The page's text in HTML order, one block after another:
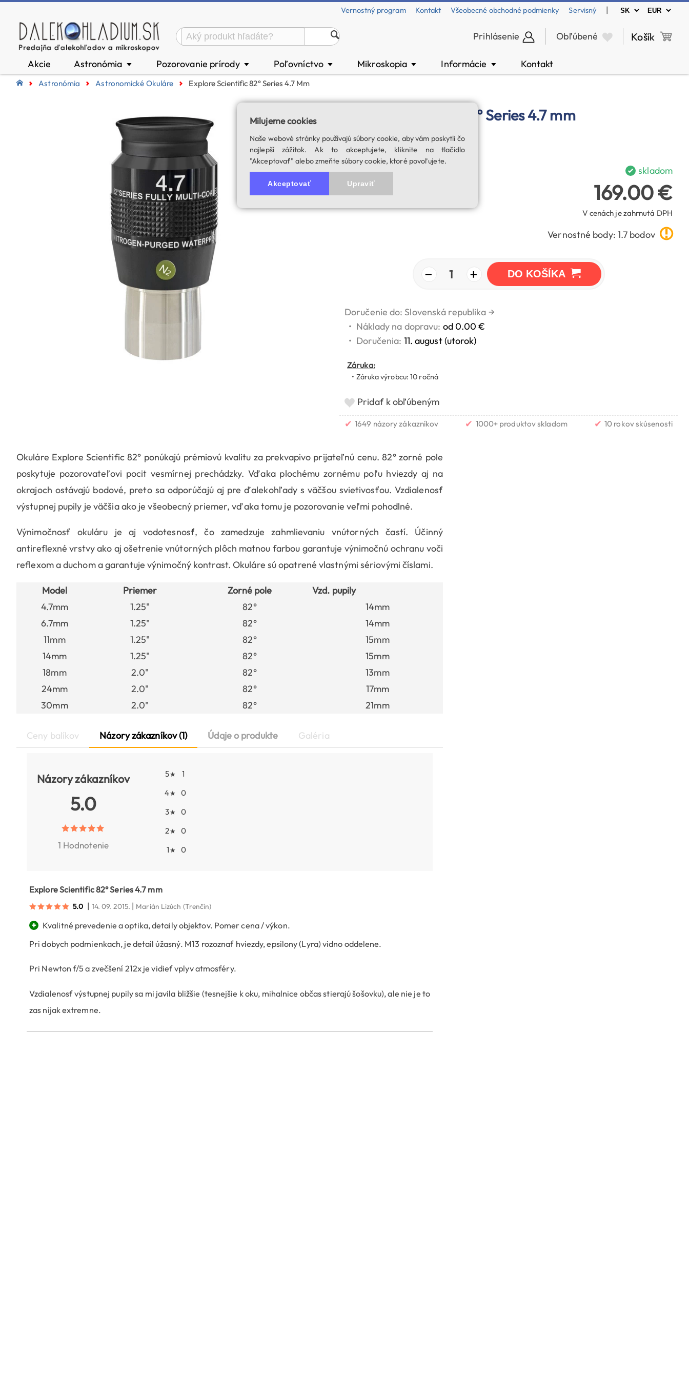
Vernostný program Kontakt Všeobecné obchodné podmienky Servisný |
Prihlásenie Obľúbené Košík
Akcie Astronómia ▼ Pozorovanie prírody ▼ Poľovníctvo ▼ Mikroskopia ▼ Informácie ▼ Kontakt
Astronómia Astronomické Okuláre Explore Scientific 82° Series 4.7 Mm
Explore Scientific 82° Series 4.7 mm
5.0 1 hodnotenie
skladom
169.00 €
V cenách je zahrnutá DPH
Vernostné body: 1.7 bodov
− 1 + DO KOŠÍKA
Doručenie do: Slovenská republika →
• Náklady na dopravu: od 0.00 €
• Doručenia: 11. august (utorok)
Záruka:
• Záruka výrobcu: 10 ročná
Pridať k obľúbeným
✔ 1649 názory zákazníkov ✔ 1000+ produktov skladom ✔ 10 rokov skúsenosti
Okuláre Explore Scientific 82° ponúkajú prémiovú kvalitu za prekvapivo prijateľnú cenu. 82° zorné pole
poskytuje pozorovateľovi pocit vesmírnej prechádzky. Vďaka plochému zornému poľu hviezdy aj na
okrajoch ostávajú bodové, preto sa odporúčajú aj pre ďalekohľady s väčšou svietivosťou. Vzdialenosť
výstupnej pupily je väčšia ako je všeobecný priemer, vďaka tomu je pozorovanie veľmi pohodlné.
Výnimočnosť okuláru je aj vodotesnosť, čo zamedzuje zahmlievaniu vnútorných častí. Účinný
antireflexné vrstvy ako aj ošetrenie vnútorných plôch matnou farbou garantuje výnimočnú ochranu voči
reflexom a duchom a garantuje výnimočný kontrast. Okuláre sú opatrené vlastnými sériovými číslami.
Model Priemer Zorné pole
Vzd. pupily
4.7mm
1.25" 82°
14mm
6.7mm
1.25" 82°
14mm
11mm
1.25" 82°
15mm
14mm
1.25" 82°
15mm
18mm
2.0" 82°
13mm
24mm
2.0" 82°
17mm
30mm
2.0" 82° 21mm
Ceny balíkov Názory zákazníkov (1) Údaje o produkte Galéria
Názory zákazníkov
5.0
1 Hodnotenie
5★
1
4★
0
3★
0
2★
0
1★ 0
Explore Scientific 82° Series 4.7 mm
5.0 | 14. 09. 2015. | Marián Lizúch (Trenčín)
+
Kvalitné prevedenie a optika, detaily objektov. Pomer cena / výkon.
Pri dobych podmienkach, je detail úžasný. M13 rozoznať hviezdy, epsilony (Lyra) vidno oddelene.
Pri Newton f/5 a zvečšení 212x je vidieť vplyv atmosféry.
Vzdialenosť výstupnej pupily sa mi javila bližšie (tesnejšie k oku, mihalnice občas stierajú šošovku), ale nie je to
zas nijak extremne.
Milujeme cookies
Naše webové stránky používajú súbory cookie, aby vám poskytli čo
najlepší zážitok. Ak to akceptujete, kliknite na tlačidlo
"Akceptovať" alebo zmeňte súbory cookie, ktoré povoľujete.
Akceptovať Upraviť